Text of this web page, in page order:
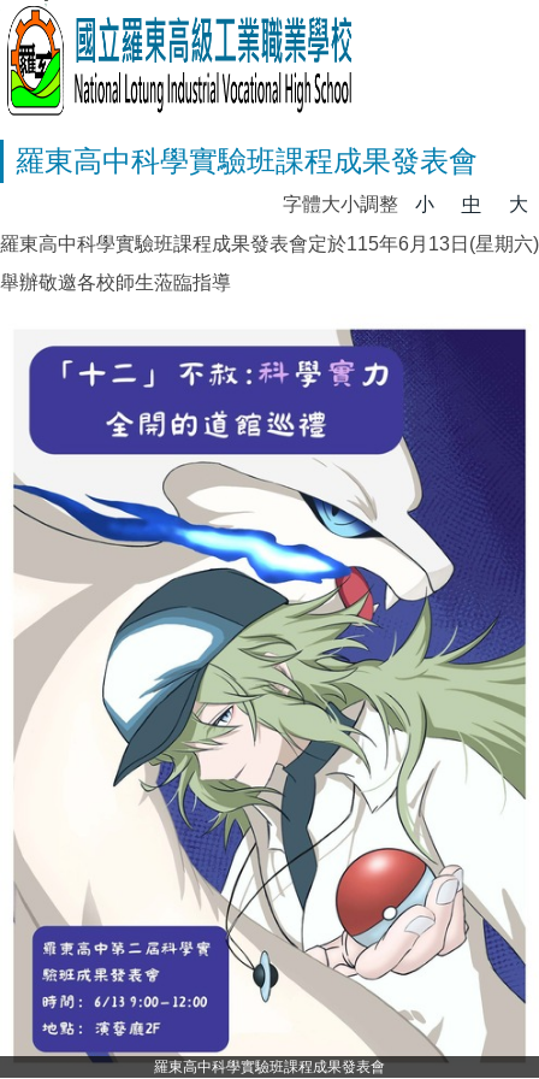
羅東高中科學實驗班課程成果發表會
字體大小調整 小 中
大
羅東高中科學實驗班課程成果發表會定於115年6月13日(星期六)
舉辦敬邀各校師生蒞臨指導
羅東高中科學實驗班課程成果發表會